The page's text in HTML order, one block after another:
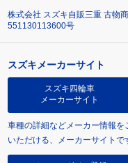
株式会社 スズキ自販三重 古物
551130113600号
スズキメーカーサイト
スズキ四輪車
メーカーサイト
車種の詳細などメーカー情報を
いただける、メーカーサイトで